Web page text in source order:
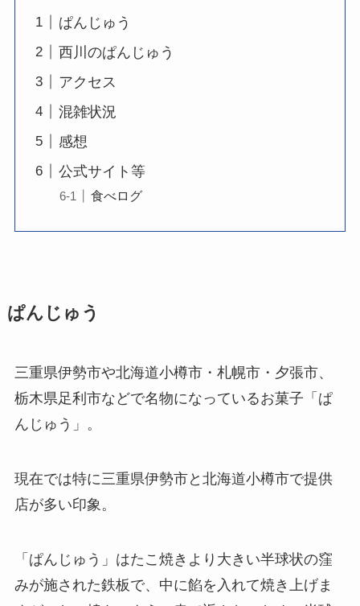
ぱんじゅう
西川のぱんじゅう
アクセス
混雑状況
感想
公式サイト等
食べログ
ぱんじゅう
三重県伊勢市や北海道小樽市・札幌市・夕張市、
栃木県足利市などで名物になっているお菓子「ぱ
んじゅう」。
現在では特に三重県伊勢市と北海道小樽市で提供
店が多い印象。
「ぱんじゅう」はたこ焼きより大きい半球状の窪
みが施された鉄板で、中に餡を入れて焼き上げま